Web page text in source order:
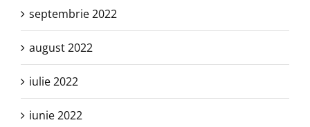
septembrie 2022
august 2022
iulie 2022
iunie 2022